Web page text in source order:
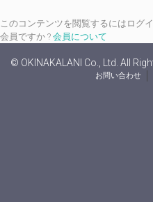
このコンテンツを閲覧するにはログ
会員ですか ? 会員について
© OKINAKALANI Co., Ltd. All
お問い合わせ